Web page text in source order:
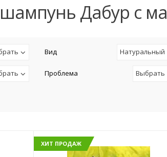
шампунь Дабур с
Вид Натуральный
Проблема Выбрать
ХИТ ПРОДАЖ